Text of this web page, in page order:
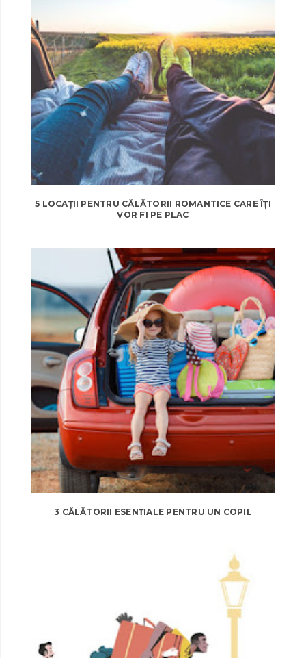
5 LOCAȚII PENTRU CĂLĂTORII ROMANTICE CARE ÎȚI
VOR FI PE PLAC
3 CĂLĂTORII ESENȚIALE PENTRU UN COPIL